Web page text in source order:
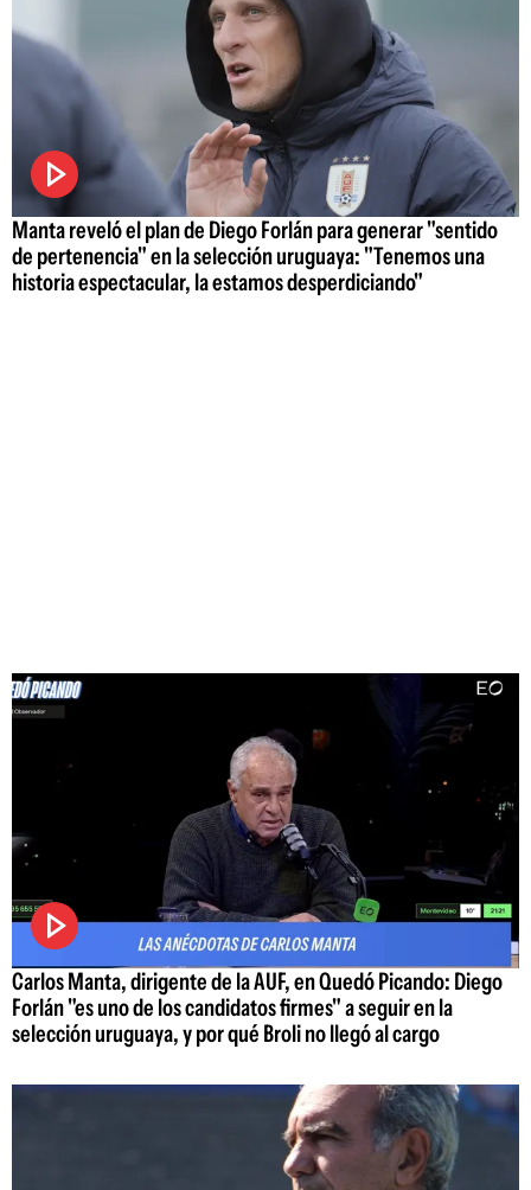
Manta reveló el plan de Diego Forlán para generar "sentido
de pertenencia" en la selección uruguaya: "Tenemos una
historia espectacular, la estamos desperdiciando"
Carlos Manta, dirigente de la AUF, en Quedó Picando: Diego
Forlán "es uno de los candidatos firmes" a seguir en la
selección uruguaya, y por qué Broli no llegó al cargo